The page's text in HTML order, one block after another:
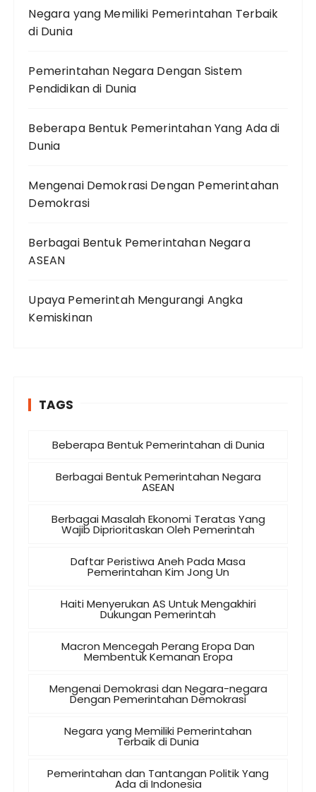
Negara yang Memiliki Pemerintahan Terbaik
di Dunia
Pemerintahan Negara Dengan Sistem
Pendidikan di Dunia
Beberapa Bentuk Pemerintahan Yang Ada di
Dunia
Mengenai Demokrasi Dengan Pemerintahan
Demokrasi
Berbagai Bentuk Pemerintahan Negara
ASEAN
Upaya Pemerintah Mengurangi Angka
Kemiskinan
TAGS
Beberapa Bentuk Pemerintahan di Dunia
Berbagai Bentuk Pemerintahan Negara
ASEAN
Berbagai Masalah Ekonomi Teratas Yang
Wajib Diprioritaskan Oleh Pemerintah
Daftar Peristiwa Aneh Pada Masa
Pemerintahan Kim Jong Un
Haiti Menyerukan AS Untuk Mengakhiri
Dukungan Pemerintah
Macron Mencegah Perang Eropa Dan
Membentuk Kemanan Eropa
Mengenai Demokrasi dan Negara-negara
Dengan Pemerintahan Demokrasi
Negara yang Memiliki Pemerintahan
Terbaik di Dunia
Pemerintahan dan Tantangan Politik Yang
Ada di Indonesia